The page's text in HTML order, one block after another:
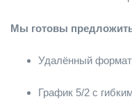
Мы готовы
Удалённый
График 5/2 с